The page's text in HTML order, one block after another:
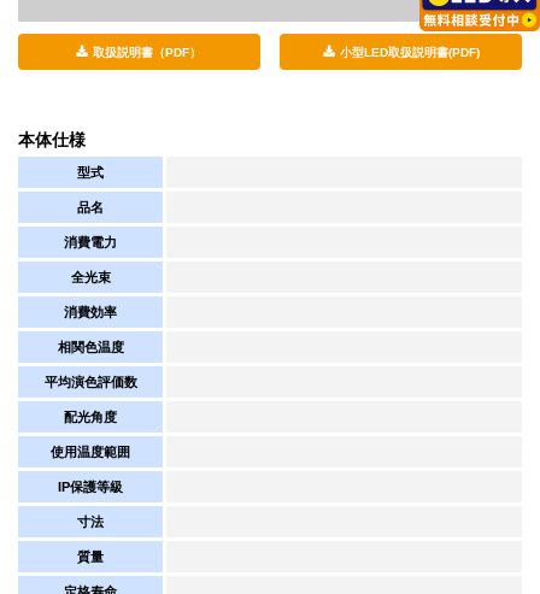
取扱説明書（PDF） 小型LED取扱説明書(PDF)
本体仕様
型式
品名
消費電力
全光束
消費効率
相関色温度
平均演色評価数
配光角度
使用温度範囲
IP保護等級
寸法
質量